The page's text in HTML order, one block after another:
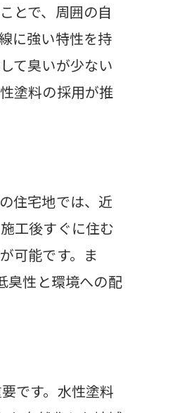
とで、周囲の自
に強い特性を持
て臭いが少ない
塗料の採用が推
住宅地では、近
工後すぐに住む
可能です。ま
臭性と環境への配
です。水性塗料